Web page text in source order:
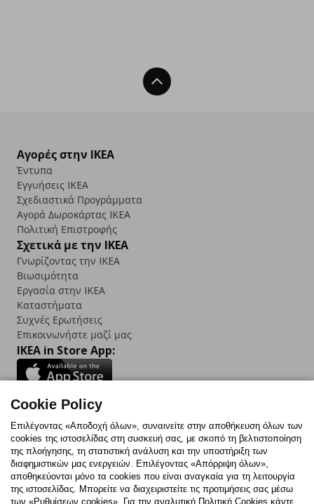
Back To Top
Αγορές στην IKEA
Έντυπα
Εγγυήσεις IKEA
Σχεδιαστικά Προγράμματα
Αγορά Δωρoκάρτας IKEA
Πολιτική Επιστροφής
Σχετικά με την IKEA
Γνωρίζοντας την IKEA
Βιωσιμότητα
Εργασία στην IKEA
Καταστήματα
Συχνές Ερωτήσεις
Επικοινωνήστε μαζί μας
IKEA in Store App:
Follow us:
FacebookInstagram
TikTokYoutubePinterestTwitter
Cookie Policy
Επιλέγοντας «Αποδοχή όλων», συναινείτε στην αποθήκευση όλων των
cookies της ιστοσελίδας στη συσκευή σας, με σκοπό τη βελτιστοποίηση
της πλοήγησης, τη στατιστική ανάλυση και την υποστήριξη των
διαφημιστικών μας ενεργειών. Επιλέγοντας «Απόρριψη όλων»,
αποθηκεύονται μόνο τα cookies που είναι αναγκαία για τη λειτουργία
της ιστοσελίδας. Μπορείτε να διαχειριστείτε τις προτιμήσεις σας μέσω
των «Ρυθμίσεων cookies». Για την αναλυτική Πολιτική Cookies κάντε